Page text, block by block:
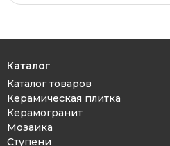
Каталог
Каталог товаров
Керамическая плитка
Керамогранит
Мозаика
Ступени